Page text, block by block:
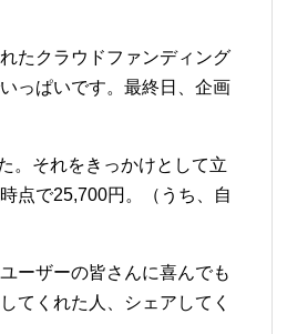
たクラウドファンディング
っぱいです。最終日、企画
。それをきっかけとして立
点で25,700円。（うち、自
ーザーの皆さんに喜んでも
てくれた人、シェアしてく